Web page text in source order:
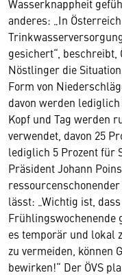
Wasserknappheit
anderes: „In
gesichert“, beschreibt,
Nöstlinger die
Form von
davon werden
Kopf und Tag werden
verwendet, davon 25
lediglich 5 Prozent für
Präsident Johann
lässt: „Wichtig ist,
Frühlingswochenende
es temporär und lokal
zu vermeiden, können
bewirken!“ Der ÖVS